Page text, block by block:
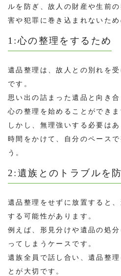
ルを防ぎ、故人の財産や生前
害や犯罪に巻き込まれないため
1:心の整理をするため
遺品整理は、故人との別れを
です。
思い出の詰まった遺品と向き
心の整理を始めることができま
しかし、無理強いする必要はあ
時間をかけて、自分のペース
う。
2:遺族とのトラブルを
遺品整理をせずに放置すると
する可能性があります。
例えば、形見分けや遺品の処
ってしまうケースです。
遺族全員で話し合い、遺品整
とが大切です。